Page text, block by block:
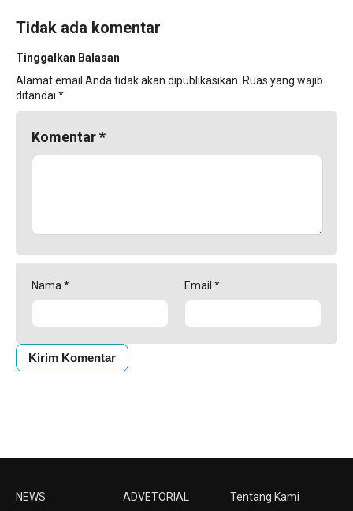
Tidak ada komentar
Tinggalkan Balasan
Alamat email Anda tidak akan dipublikasikan. Ruas yang wajib
ditandai *
Komentar*
Nama * Email *
NEWS ADVETORIAL Tentang Kami